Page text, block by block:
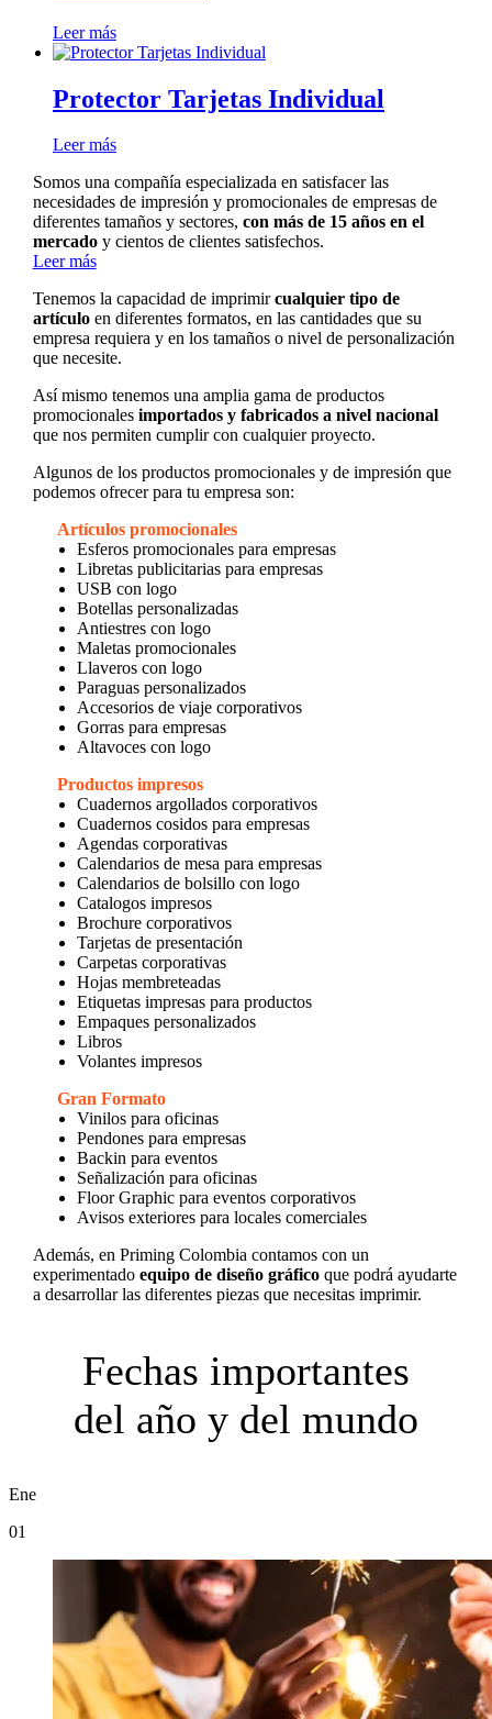
Leer más
Protector Tarjetas Individual
Leer más
Somos una compañía especializada en satisfacer las
necesidades de impresión y promocionales de empresas de
diferentes tamaños y sectores, con más de 15 años en el
mercadoy cientos de clientes satisfechos.
Leer más
Tenemos la capacidad de imprimircualquier tipo de
artículoen diferentes formatos, en las cantidades que su
empresa requiera y en los tamaños o nivel de personalización
que necesite.
Así mismo tenemos una amplia gama de productos
promocionales importados y fabricados a nivel nacional
que nos permiten cumplir con cualquier proyecto.
Algunos de los productos promocionales y de impresión que
podemos ofrecer para tu empresa son:
Artículos promocionales
Esferos promocionales para empresas
Libretas publicitarias para empresas
USB con logo
Botellas personalizadas
Antiestres con logo
Maletas promocionales
Llaveros con logo
Paraguas personalizados
Accesorios de viaje corporativos
Gorras para empresas
Altavoces con logo
Productos impresos
Cuadernos argollados corporativos
Cuadernos cosidos para empresas
Agendas corporativas
Calendarios de mesa para empresas
Calendarios de bolsillo con logo
Catalogos impresos
Brochure corporativos
Tarjetas de presentación
Carpetas corporativas
Hojas membreteadas
Etiquetas impresas para productos
Empaques personalizados
Libros
Volantes impresos
Gran Formato
Vinilos para oficinas
Pendones para empresas
Backin para eventos
Señalización para oficinas
Floor Graphic para eventos corporativos
Avisos exteriores para locales comerciales
Además, en Priming Colombia contamos con un
experimentado equipo de diseño gráficoque podrá ayudarte
a desarrollar las diferentes piezas que necesitas imprimir.
Fechas importantes
del año y del mundo
Ene
01